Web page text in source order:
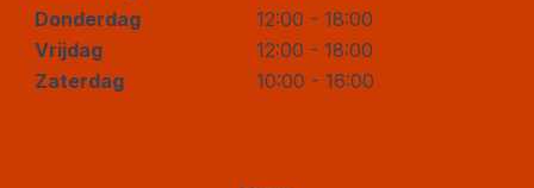
Donderdag
12:00 - 18:00
Vrijdag
12:00 - 18:00
Zaterdag
10:00 - 16:00